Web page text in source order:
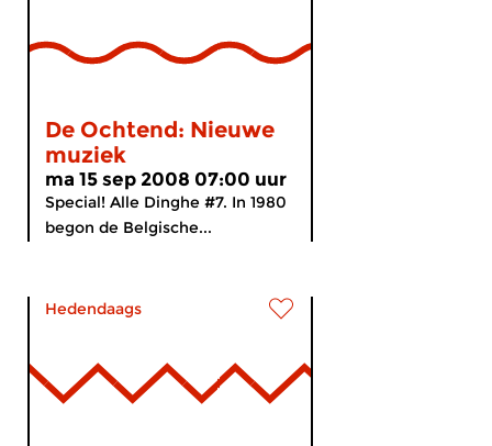
De Ochtend: Nieuwe
muziek
ma 15 sep 2008 07:00 uur
Special! Alle Dinghe #7. In 1980
begon de Belgische...
Hedendaags